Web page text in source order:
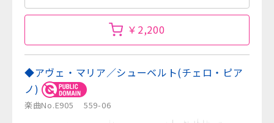
￥2,200
◆アヴェ・マリア／シューベルト(チェロ・ピア
ノ)
楽曲No.E905 559-06